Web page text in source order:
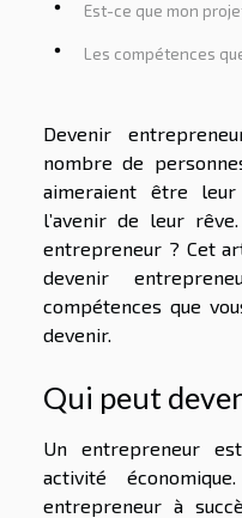
Est-ce que mon
Les compétences
Devenir
nombre de
aimeraient être
l’avenir de leur
entrepreneur ? Cet
devenir
compétences que
devenir.
Qui peut
Un entrepreneur
activité
entrepreneur à